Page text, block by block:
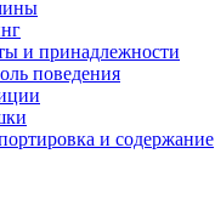
и принадлежности
поведения
и содержание